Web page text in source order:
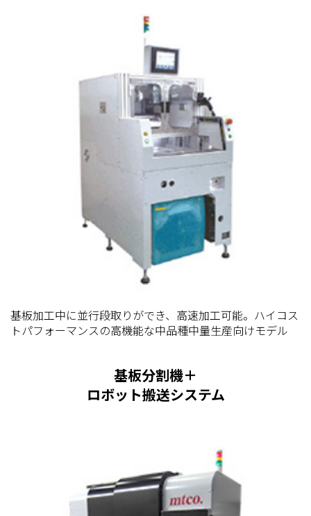
基板加工中に並行段取りができ、高速加工可能。ハイコス
トパフォーマンスの高機能な中品種中量生産向けモデル
基板分割機＋
ロボット搬送システム